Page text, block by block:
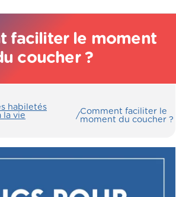
faciliter le moment
coucher ?
habiletés
la vie
/Comment faciliter le
moment du coucher ?